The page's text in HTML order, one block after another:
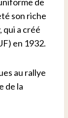
son riche
qui a créé
en 1932.
au rallye
de la